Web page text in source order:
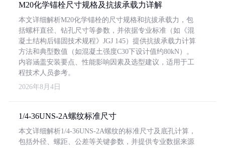
M20化学锚栓尺寸规格及抗拔承载力详解
本文详细解析M20化学锚栓的尺寸规格和抗拔承载力，包
括螺杆直径、钻孔尺寸等参数，并依据专业标准（如《混
凝土结构后锚固技术规程》JGJ 145）提供抗拔承载力计算
方法和典型数值（如混凝土强度C30下设计值约80kN）。
内容涵盖安装要点、性能影响因素及选型建议，适用于工
程技术人员参考。
2026年8月4日
1/4-36UNS-2A螺纹标准尺寸
本文详细解析1/4-36UNS-2A螺纹的标准尺寸及底孔计算，
包括外径、螺距、公差等关键参数，并提供专业数据来源